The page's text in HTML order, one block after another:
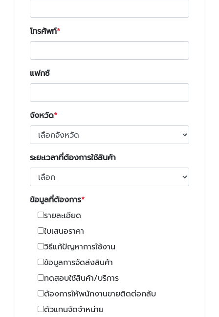
โทรศัพท์
แฟกซ์
จังหวัด
ระยะเวลาที่ต้องการใช้สินค้า
ข้อมูลที่ต้องการ
รายละเอียด
ใบเสนอราคา
วิธีแก้ปัญหาการใช้งาน
ข้อมูลการจัดส่งสินค้า
ทดสอบใช้สินค้า/บริการ
ต้องการให้พนักงานขายติดต่อกลับ
ตัวแทนจัดจำหน่าย